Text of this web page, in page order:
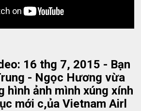
16 thg 7, 2015 - Bạn
- Ngọc Hương vừa
hình ảnh mình xúng xính
mới c,ủa Vietnam Airl